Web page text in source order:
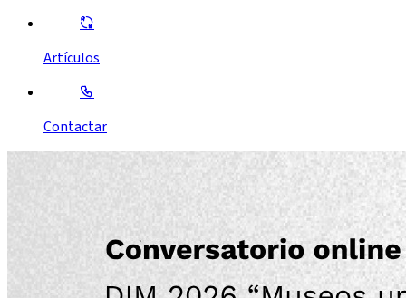
Artículos
Contactar